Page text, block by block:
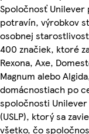
Spoločnosť
potravín, výrobkov
osobnej
400 značiek, ktoré
Rexona, Axe,
Magnum alebo
domácnostiach po
spoločnosti
(USLP), ktorý sa
všetko, čo